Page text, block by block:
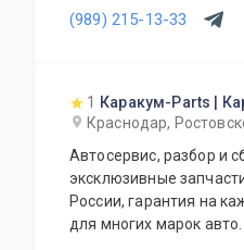
(989) 215-13-33
1
Каракум-Parts |
Краснодар,
Автосервис, разбор и
эксклюзивные
России, гарантия на
для многих марок авто.